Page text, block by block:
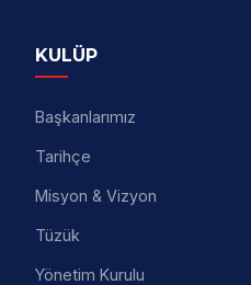
KULÜP
Başkanlarımız
Tarihçe
Misyon & Vizyon
Tüzük
Yönetim Kurulu